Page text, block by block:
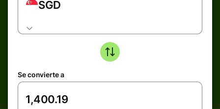
SGD
Se convierte a